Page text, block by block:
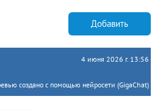
Добавить
4 июня 2026 г. 13:56
создано с помощью нейросети (GigaChat)